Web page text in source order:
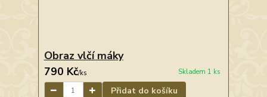
Obraz vlčí máky
790 Kč/ks Skladem 1 ks
Přidat do košíku